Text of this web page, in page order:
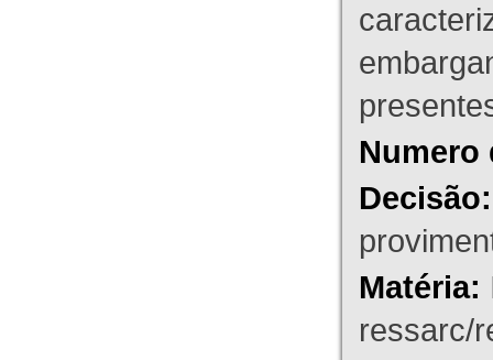
Numero
Decisão:
Matéria:
ressarc/